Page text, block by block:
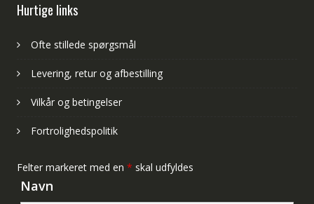
Hurtige links
Ofte stillede spørgsmål
Levering, retur og afbestilling
Vilkår og betingelser
Fortrolighedspolitik
Felter markeret med en * skal udfyldes
Navn